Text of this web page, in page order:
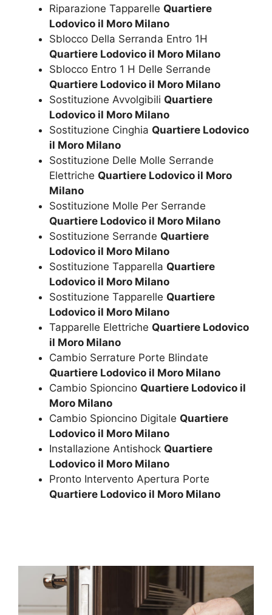
Riparazione Tapparelle Quartiere
Lodovico il Moro Milano
Sblocco Della Serranda Entro 1H
Quartiere Lodovico il Moro Milano
Sblocco Entro 1 H Delle Serrande
Quartiere Lodovico il Moro Milano
Sostituzione Avvolgibili Quartiere
Lodovico il Moro Milano
Sostituzione Cinghia Quartiere Lodovico
il Moro Milano
Sostituzione Delle Molle Serrande
Elettriche Quartiere Lodovico il Moro
Milano
Sostituzione Molle Per Serrande
Quartiere Lodovico il Moro Milano
Sostituzione Serrande Quartiere
Lodovico il Moro Milano
Sostituzione Tapparella Quartiere
Lodovico il Moro Milano
Sostituzione Tapparelle Quartiere
Lodovico il Moro Milano
Tapparelle Elettriche Quartiere Lodovico
il Moro Milano
Cambio Serrature Porte Blindate
Quartiere Lodovico il Moro Milano
Cambio Spioncino Quartiere Lodovico il
Moro Milano
Cambio Spioncino Digitale Quartiere
Lodovico il Moro Milano
Installazione Antishock Quartiere
Lodovico il Moro Milano
Pronto Intervento Apertura Porte
Quartiere Lodovico il Moro Milano